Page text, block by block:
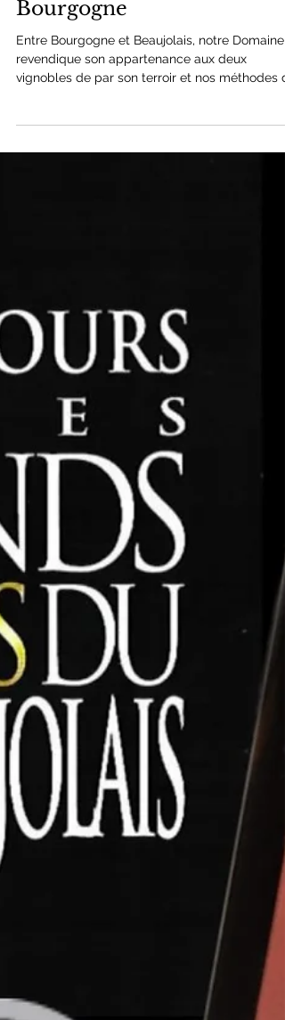
Beaujolais et
Bourgogne
Entre Bourgogne et Beaujolais, notre Domaine
vinificati